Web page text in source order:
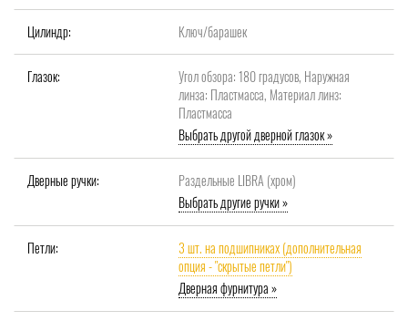
Цилиндр: Ключ/барашек
Глазок:
Угол обзора: 180 градусов, Наружная
линза: Пластмасса, Материал линз:
Пластмасса
Выбрать другой дверной глазок »
Дверные ручки:
Раздельные LIBRA (хром)
Выбрать другие ручки »
Петли:
3 шт. на подшипниках (дополнительная
опция - "скрытые петли")
Дверная фурнитура »